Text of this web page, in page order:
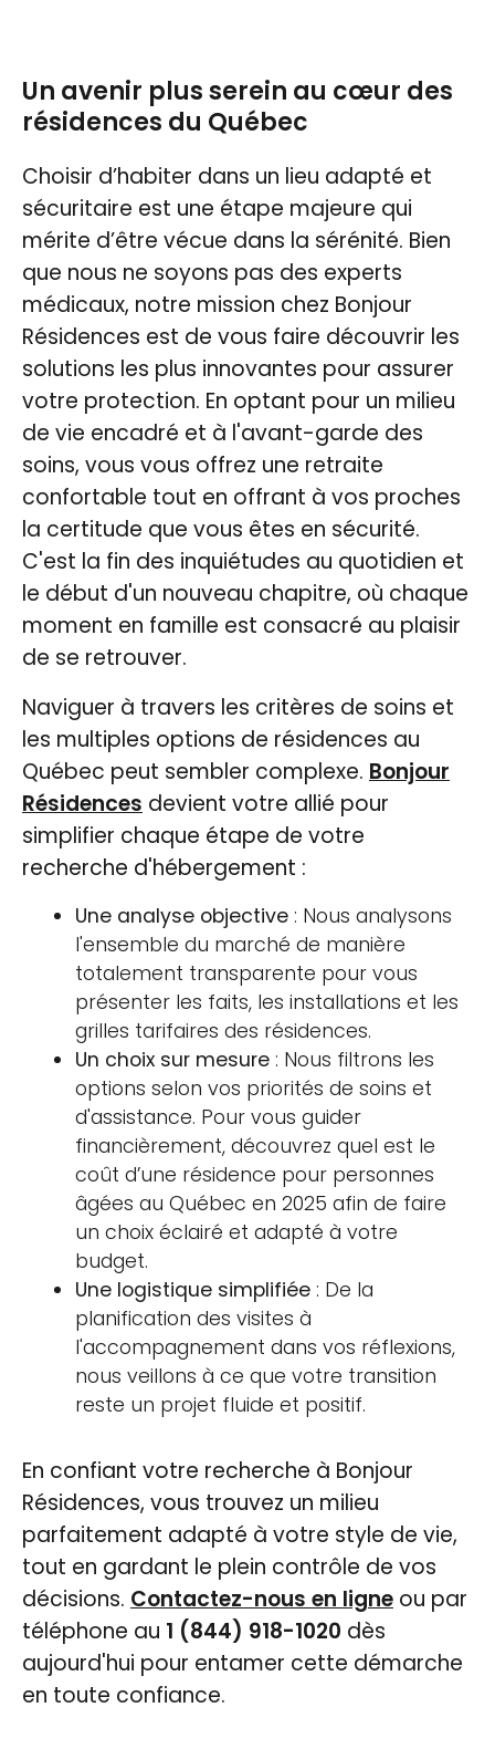
Un avenir plus serein au cœur des
résidences du Québec
Choisir d’habiter dans un lieu adapté et
sécuritaire est une étape majeure qui
mérite d’être vécue dans la sérénité. Bien
que nous ne soyons pas des experts
médicaux, notre mission chez Bonjour
Résidences est de vous faire découvrir les
solutions les plus innovantes pour assurer
votre protection. En optant pour un milieu
de vie encadré et à l'avant-garde des
soins, vous vous offrez une retraite
confortable tout en offrant à vos proches
la certitude que vous êtes en sécurité.
C'est la fin des inquiétudes au quotidien et
le début d'un nouveau chapitre, où chaque
moment en famille est consacré au plaisir
de se retrouver.
Naviguer à travers les critères de soins et
les multiples options de résidences au
Québec peut sembler complexe. Bonjour
Résidences devient votre allié pour
simplifier chaque étape de votre
recherche d'hébergement :
Une analyse objective : Nous analysons
l'ensemble du marché de manière
totalement transparente pour vous
présenter les faits, les installations et les
grilles tarifaires des résidences.
Un choix sur mesure : Nous filtrons les
options selon vos priorités de soins et
d'assistance. Pour vous guider
financièrement, découvrez quel est le
coût d’une résidence pour personnes
âgées au Québec en 2025 afin de faire
un choix éclairé et adapté à votre
budget.
Une logistique simplifiée : De la
planification des visites à
l'accompagnement dans vos réflexions,
nous veillons à ce que votre transition
reste un projet fluide et positif.
En confiant votre recherche à Bonjour
Résidences, vous trouvez un milieu
parfaitement adapté à votre style de vie,
tout en gardant le plein contrôle de vos
décisions. Contactez-nous en ligne ou par
téléphone au 1 (844) 918-1020 dès
aujourd'hui pour entamer cette démarche
en toute confiance.